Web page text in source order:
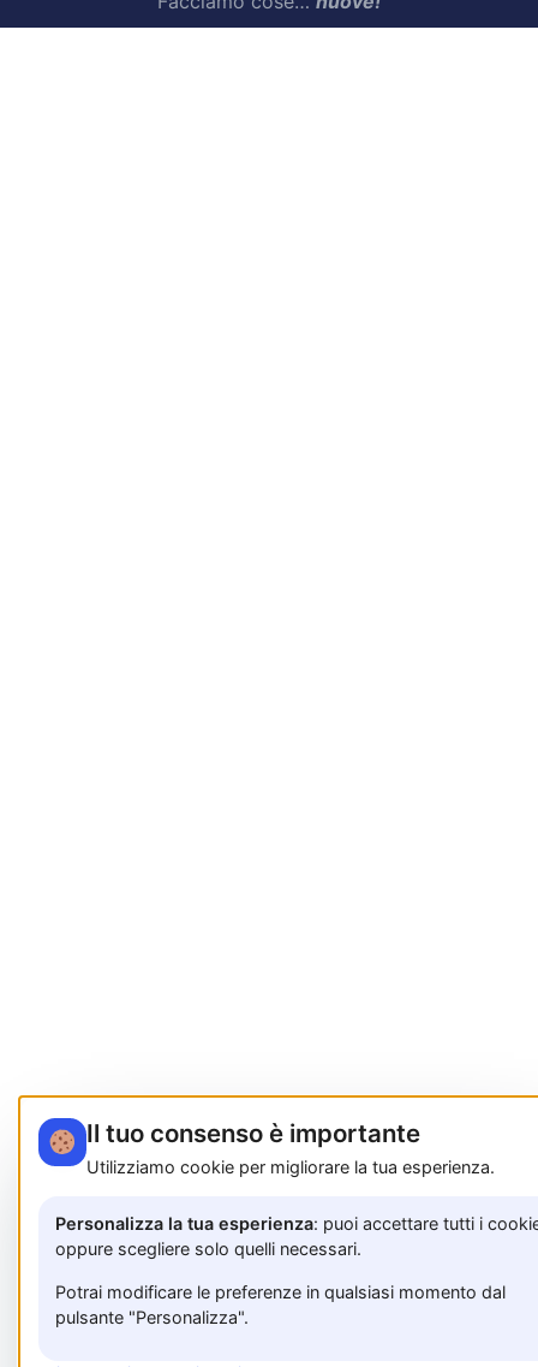
Il tuo consenso è importante
Utilizziamo cookie per migliorare la tua esperienza.
Personalizza la tua esperienza: puoi accettare tutti i
oppure scegliere solo quelli necessari.
Potrai modificare le preferenze in qualsiasi momento dal
pulsante "Personalizza".